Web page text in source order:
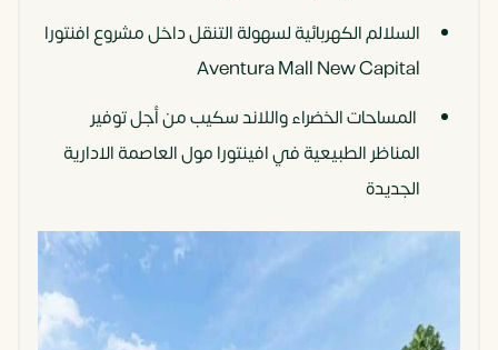
السلالم الكهربائية لسهولة التنقل داخل مشروع افنتورا
Aventura Mall New Capital
المساحات الخضراء واللاند سكيب من أجل توفير
المناظر الطبيعية في افينتورا مول العاصمة الادارية
الجديدة